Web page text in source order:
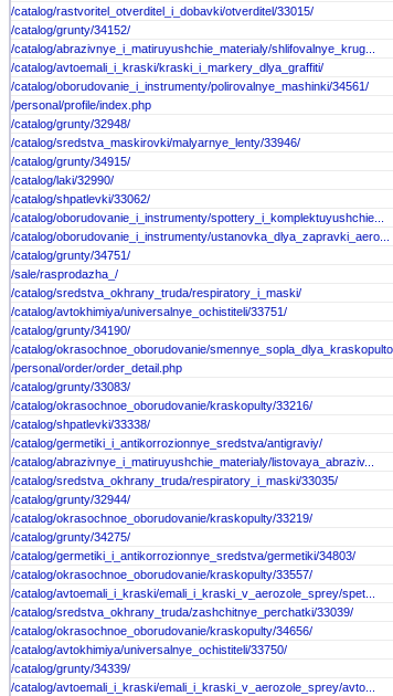
/catalog/rastvoritel_otverditel_i_dobavki/otverditel/33015/
/catalog/grunty/34152/
/catalog/abrazivnye_i_matiruyushchie_materialy/shlifovalnye_krug...
/catalog/avtoemali_i_kraski/kraski_i_markery_dlya_graffiti/
/catalog/oborudovanie_i_instrumenty/polirovalnye_mashinki/34561/
/personal/profile/index.php
/catalog/grunty/32948/
/catalog/sredstva_maskirovki/malyarnye_lenty/33946/
/catalog/grunty/34915/
/catalog/laki/32990/
/catalog/shpatlevki/33062/
/catalog/oborudovanie_i_instrumenty/spottery_i_komplektuyushchie...
/catalog/oborudovanie_i_instrumenty/ustanovka_dlya_zapravki_aero...
/catalog/grunty/34751/
/sale/rasprodazha_/
/catalog/sredstva_okhrany_truda/respiratory_i_maski/
/catalog/avtokhimiya/universalnye_ochistiteli/33751/
/catalog/grunty/34190/
/catalog/okrasochnoe_oborudovanie/
/personal/order/order_detail.php
/catalog/grunty/33083/
/catalog/okrasochnoe_oborudovanie/kraskopulty/33216/
/catalog/shpatlevki/33338/
/catalog/germetiki_i_antikorrozionnye_sredstva/antigraviy/
/catalog/abrazivnye_i_matiruyushchie_materialy/listovaya_abraziv...
/catalog/sredstva_okhrany_truda/respiratory_i_maski/33035/
/catalog/grunty/32944/
/catalog/okrasochnoe_oborudovanie/kraskopulty/33219/
/catalog/grunty/34275/
/catalog/germetiki_i_antikorrozionnye_sredstva/germetiki/34803/
/catalog/okrasochnoe_oborudovanie/kraskopulty/33557/
/catalog/avtoemali_i_kraski/emali_i_kraski_v_aerozole_sprey/spet...
/catalog/sredstva_okhrany_truda/zashchitnye_perchatki/33039/
/catalog/okrasochnoe_oborudovanie/kraskopulty/34656/
/catalog/avtokhimiya/universalnye_ochistiteli/33750/
/catalog/grunty/34339/
/catalog/avtoemali_i_kraski/emali_i_kraski_v_aerozole_sprey/avto...